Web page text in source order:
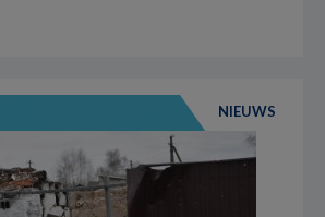
NIEUWS